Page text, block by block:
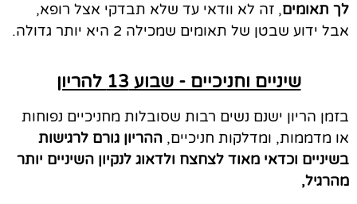
לך תאומים, זה לא וודאי עד שלא תבדקי אצל רופא,
אבל ידוע שבטן של תאומים שמכילה 2 היא יותר גדולה.
שיניים וחניכיים - שבוע 13 להריון
בזמן הריון ישנם נשים רבות שסובלות מחניכיים נפוחות
או מדממות, ומדלקות חניכיים, ההריון גורם לרגישות
בשיניים וכדאי מאוד לצחצח ולדאוג לנקיון השיניים יותר
מהרגיל,